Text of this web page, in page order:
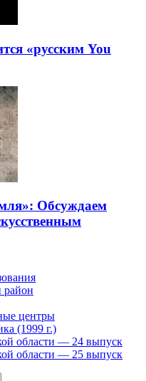
«русским You
Обсуждаем
центры
(1999 г.)
области — 24 выпуск
области — 25 выпуск